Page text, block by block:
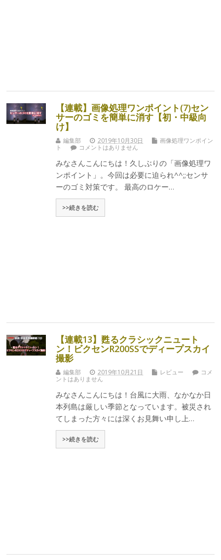
【連載】画像処理ワンポイント(7)セン
サーのゴミを簡単に消す【初・中級向
け】
編集部 2019年10月30日
画像処理ワンポイン
ト
コメントはありません
みなさんこんにちは！久しぶりの「画像処理ワ
ンポイント」。今回は必要に迫られ^^;;センサ
ーのゴミ対策です。 最高のロケー…
>>続きを読む
【連載13】甦るクラシックニュート
ン！ビクセンR200SSでディープスカイ
撮影
編集部 2019年10月21日 レビュー
コメ
ントはありません
みなさんこんにちは！台風に大雨、なかなか日
本列島は厳しい季節となっています。被災され
てしまった方々には深くお見舞い申し上…
>>続きを読む